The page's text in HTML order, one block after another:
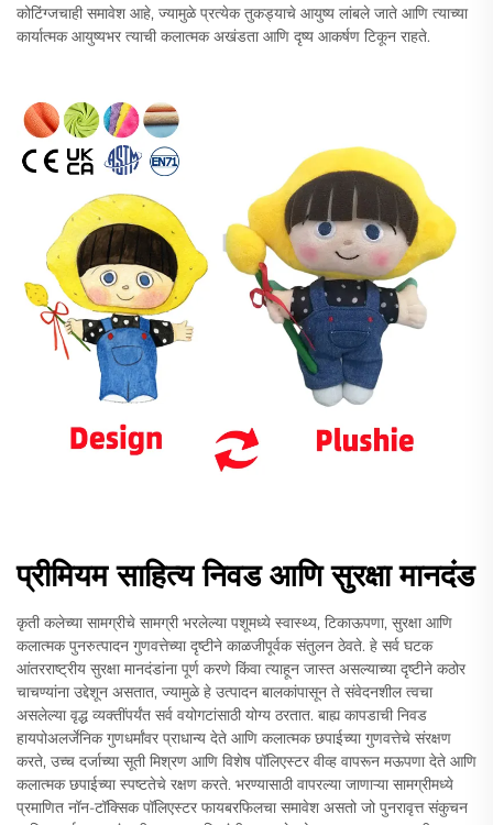
कोटिंग्जचाही समावेश आहे, ज्यामुळे प्रत्येक तुकड्याचे आयुष्य लांबले जाते आणि त्याच्या
कार्यात्मक आयुष्यभर त्याची कलात्मक अखंडता आणि दृष्य आकर्षण टिकून राहते.
प्रीमियम साहित्य निवड आणि सुरक्षा मानदंड
कृती कलेच्या सामग्रीचे सामग्री भरलेल्या पशूमध्ये स्वास्थ्य, टिकाऊपणा, सुरक्षा आणि
कलात्मक पुनरुत्पादन गुणवत्तेच्या दृष्टीने काळजीपूर्वक संतुलन ठेवते. हे सर्व घटक
आंतरराष्ट्रीय सुरक्षा मानदंडांना पूर्ण करणे किंवा त्याहून जास्त असल्याच्या दृष्टीने कठोर
चाचण्यांना उद्देशून असतात, ज्यामुळे हे उत्पादन बालकांपासून ते संवेदनशील त्वचा
असलेल्या वृद्ध व्यक्तींपर्यंत सर्व वयोगटांसाठी योग्य ठरतात. बाह्य कापडाची निवड
हायपोअलर्जेनिक गुणधर्मांवर प्राधान्य देते आणि कलात्मक छपाईच्या गुणवत्तेचे संरक्षण
करते, उच्च दर्जाच्या सूती मिश्रण आणि विशेष पॉलिएस्टर वीव्ह वापरून मऊपणा देते आणि
कलात्मक छपाईच्या स्पष्टतेचे रक्षण करते. भरण्यासाठी वापरल्या जाणाऱ्या सामग्रीमध्ये
प्रमाणित नॉन-टॉक्सिक पॉलिएस्टर फायबरफिलचा समावेश असतो जो पुनरावृत्त संकुचन